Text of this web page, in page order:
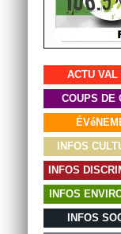
ACTU VAL
COUPS DE
INFOS
INFOS
INFOS
INFOS